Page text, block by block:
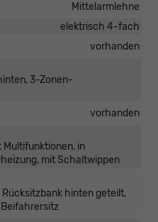
Mittelarmlehne
elektrisch 4-fach
vorhanden
3-Zonen-
vorhanden
Multifunktionen, in
mit Schaltwippen
hinten geteilt,